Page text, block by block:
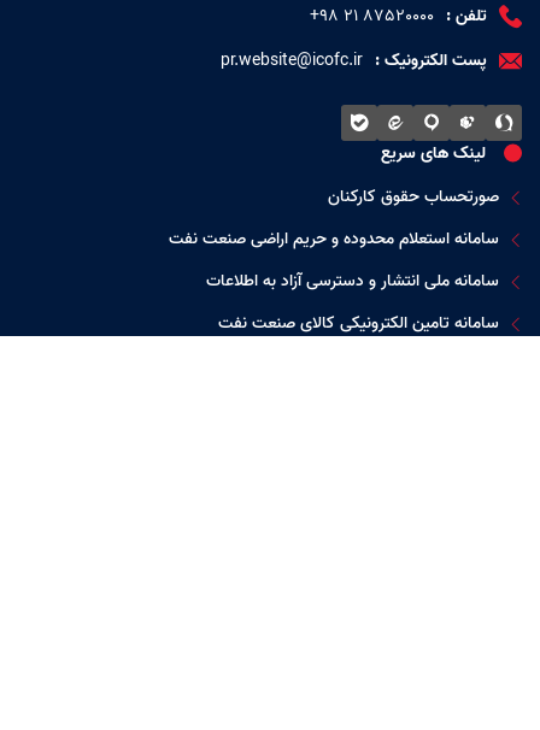
تلفن : 87520000 ۲۱ ۹۸+
پست الکترونیک : pr.website@icofc.ir
لینک های سریع
صورتحساب حقوق کارکنان
سامانه استعلام محدوده و حریم اراضی صنعت نفت
سامانه ملی انتشار و دسترسی آزاد به اطلاعات
سامانه تامین الکترونیکی کالای صنعت نفت